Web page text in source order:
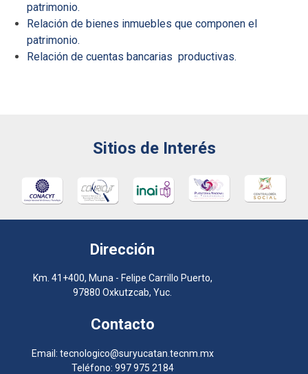
patrimonio.
Relación de bienes inmuebles que componen el
patrimonio.
Relación de cuentas bancarias productivas.
Sitios de Interés
Dirección
Km. 41+400, Muna - Felipe Carrillo Puerto,
97880 Oxkutzcab, Yuc.
Contacto
Email: tecnologico@suryucatan.tecnm.mx
Teléfono: 997 975 2184